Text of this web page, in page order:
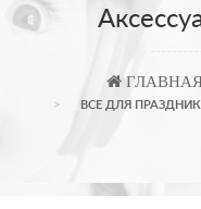
ВСЕ ДЛЯ